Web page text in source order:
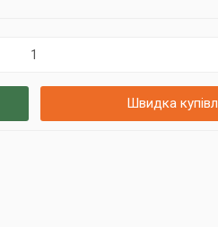
Швидка